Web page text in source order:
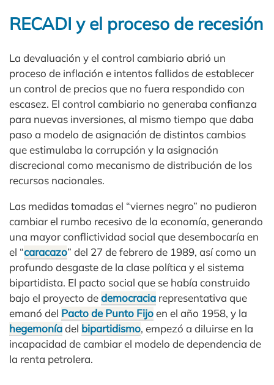
RECADI y el proceso de recesión
La devaluación y el control cambiario abrió un
proceso de inflación e intentos fallidos de establecer
un control de precios que no fuera respondido con
escasez. El control cambiario no generaba confianza
para nuevas inversiones, al mismo tiempo que daba
paso a modelo de asignación de distintos cambios
que estimulaba la corrupción y la asignación
discrecional como mecanismo de distribución de los
recursos nacionales.
Las medidas tomadas el “viernes negro” no pudieron
cambiar el rumbo recesivo de la economía, generando
una mayor conflictividad social que desembocaría en
el “caracazo” del 27 de febrero de 1989, así como un
profundo desgaste de la clase política y el sistema
bipartidista. El pacto social que se había construido
bajo el proyecto dedemocracia representativa que
emanó del Pacto de Punto Fijoen el año 1958, y la
hegemoníadel bipartidismo, empezó a diluirse en la
incapacidad de cambiar el modelo de dependencia de
la renta petrolera.